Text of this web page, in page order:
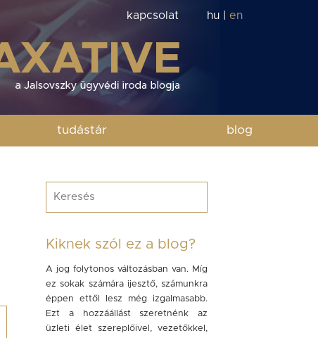
kapcsolat hu en
tudástár blog
Kiknek szól ez a blog?
A jog folytonos változásban van. Míg
ez sokak számára ijesztő, számunkra
éppen ettől lesz még izgalmasabb.
Ezt a hozzáállást szeretnénk az
üzleti élet szereplőivel, vezetőkkel,